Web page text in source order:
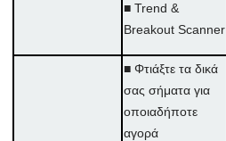
■ Trend &
Breakout Scanner
■ Φτιάξτε τα δικά
σας σήματα για
οποιαδήποτε
αγορά